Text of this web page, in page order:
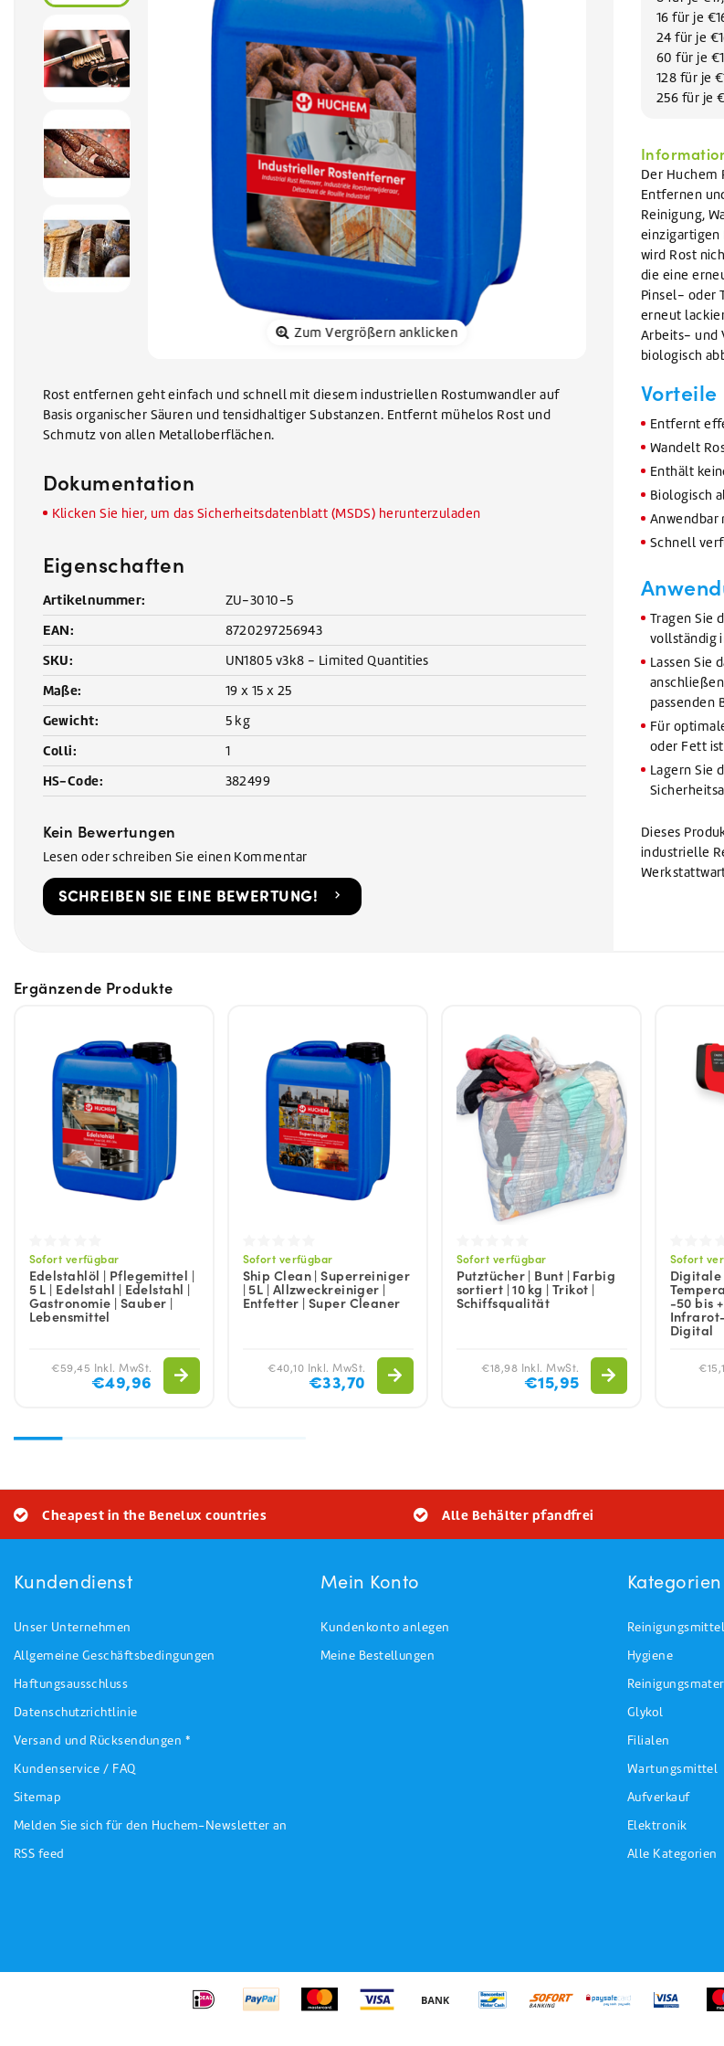
VIEW ALL AUFVERKAUF
Sonnenkollektoren reinigen
Geschirrreiniger
VIEW ALL REINIGUNGSMITTEL
VIEW ALL WARTUNGSMITTEL
Zum Vergrößern anklicken
Rost entfernen geht einfach und schnell mit diesem industriellen Rostumwandler auf
Basis organischer Säuren und tensidhaltiger Substanzen. Entfernt mühelos Rost und
Schmutz von allen Metalloberflächen.
Dokumentation
Klicken Sie hier, um das Sicherheitsdatenblatt (MSDS) herunterzuladen
Eigenschaften
Artikelnummer: ZU-3010-5
EAN: 8720297256943
SKU: UN1805 v3k8 - Limited Quantities
Maße: 19 x 15 x 25
Gewicht: 5 kg
Colli: 1
HS-Code: 382499
Kein Bewertungen
Lesen oder schreiben Sie einen Kommentar
SCHREIBEN SIE EINE BEWERTUNG!
16 für je
24 für je
60 für je
128 für je
256 für je
Der Huchem
Entfernen
Reinigung,
einzigartigen
wird Rost
die eine
Pinsel- oder
erneut
Arbeits- und
biologisch
Vorteile
Entfernt
Wandelt
Enthält
Biologisch
Anwendbar
Schnell
Tragen Sie
vollständig
Lassen Sie
passenden
Für
oder Fett
Lagern Sie
Dieses
industrielle
Ergänzende Produkte
Sofort verfügbar
Edelstahlöl | Pflegemittel |
5 L | Edelstahl | Edelstahl |
Gastronomie | Sauber |
Lebensmittel
€59,45 Inkl. MwSt.
€49,96
Sofort verfügbar
Ship Clean | Superreiniger
| 5L | Allzweckreiniger |
Entfetter | Super Cleaner
€40,10 Inkl. MwSt.
€33,70
Sofort verfügbar
Putztücher | Bunt | Farbig
sortiert | 10 kg | Trikot |
Schiffsqualität
€18,98 Inkl. MwSt.
€15,95
Sofort
-50 bis
Digital
Cheapest in the Benelux countries Alle Behälter pfandfrei
Kundendienst
Unser Unternehmen
Allgemeine Geschäftsbedingungen
Haftungsausschluss
Datenschutzrichtlinie
Versand und Rücksendungen *
Kundenservice / FAQ
Sitemap
Melden Sie sich für den Huchem-Newsletter an
RSS feed
Mein Konto
Kundenkonto anlegen
Meine Bestellungen
Kategorien
Reinigungsmittel
Hygiene
Glykol
Filialen
Wartungsmittel
Aufverkauf
Elektronik
Alle Kategorien